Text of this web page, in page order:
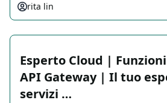
rita lin
Esperto Cloud |
API Gateway | Il tuo
servizi …